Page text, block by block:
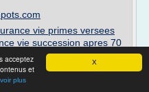
X
acceptez
et
plus
vie primes versees
vie succession apres 70
versement apres 70 ans/
vie apres 70 ans
apres 70 ans